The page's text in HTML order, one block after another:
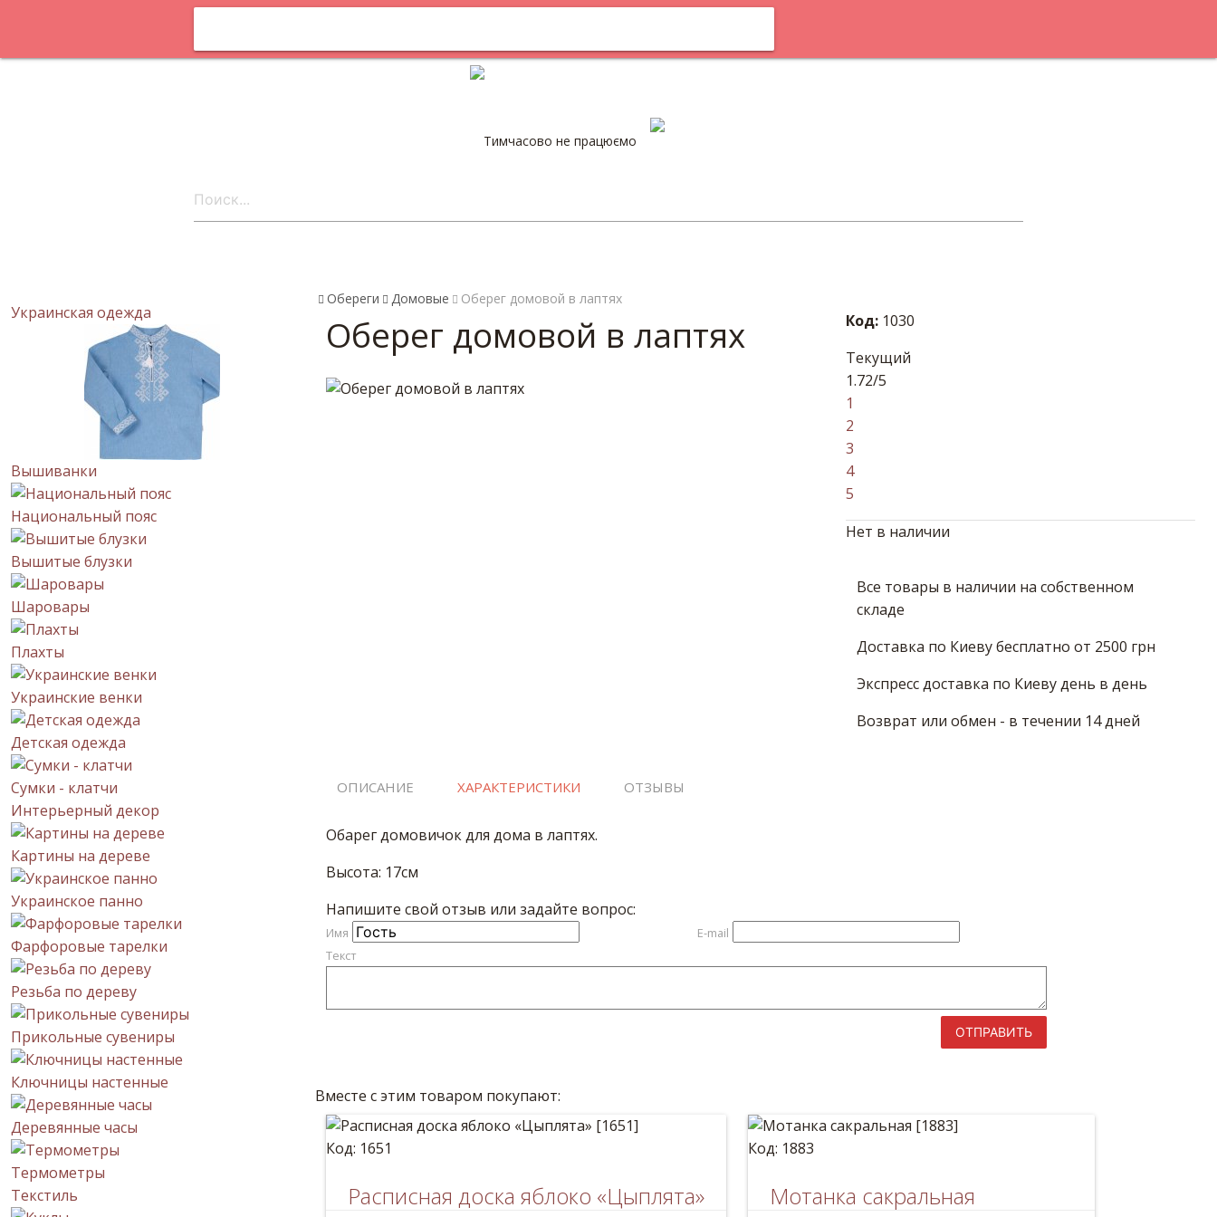
Тимчасово не працюємо
Украинская одежда
Вышиванки
Национальный пояс
Вышитые блузки
Шаровары
Плахты
Украинские венки
Детская одежда
Сумки - клатчи
Интерьерный декор
Картины на дереве
Украинское панно
Фарфоровые тарелки
Резьба по дереву
Прикольные сувениры
Ключницы настенные
Деревянные часы
Термометры
Текстиль
Обереги Домовые Оберег домовой в лаптях
Оберег домовой в лаптях Код: 1030
Текущий
1.72/5
1
2
3
4
5
Нет в наличии
Все товары в наличии на собственном
складе
Доставка по Киеву бесплатно от 2500 грн
Экспресс доставка по Киеву день в день
Возврат или обмен - в течении 14 дней
ОПИСАНИЕ ХАРАКТЕРИСТИКИ ОТЗЫВЫ
Обарег домовичок для дома в лаптях.
Высота: 17см
Напишите свой отзыв или задайте вопрос:
Имя
E-mail
Текст
ОТПРАВИТЬ
Вместе с этим товаром покупают:
Код: 1651
Расписная доска яблоко «Цыплята»
Код: 1883
Мотанка сакральная